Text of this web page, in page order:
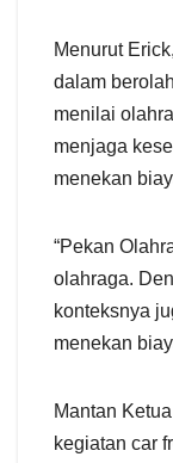
Menurut
dalam
menilai
menjaga
menekan
“Pekan
olahraga.
konteksnya
menekan
Mantan
kegiatan car